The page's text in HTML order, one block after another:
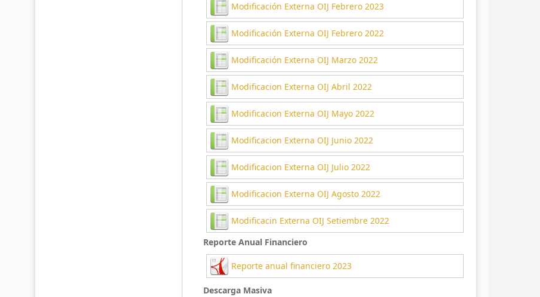
Modificación Externa OIJ Febrero 2023
Modificación Externa OIJ Febrero 2022
Modificación Externa OIJ Marzo 2022
Modificacion Externa OIJ Abril 2022
Modificacion Externa OIJ Mayo 2022
Modificacion Externa OIJ Junio 2022
Modificacion Externa OIJ Julio 2022
Modificacion Externa OIJ Agosto 2022
Modificacin Externa OIJ Setiembre 2022
Reporte Anual Financiero
Reporte anual financiero 2023
Descarga Masiva